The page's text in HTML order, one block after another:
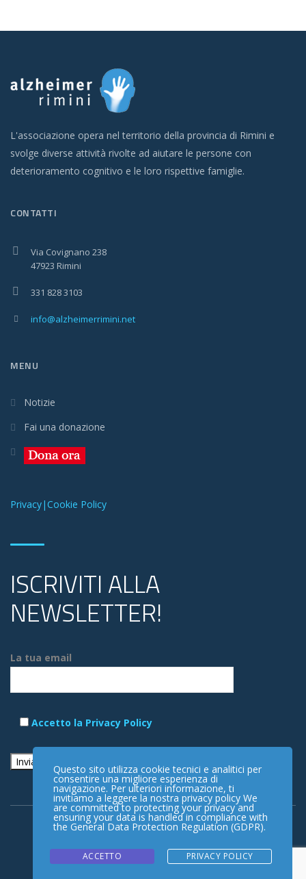
L'associazione opera nel territorio della provincia di Rimini e
svolge diverse attività rivolte ad aiutare le persone con
deterioramento cognitivo e le loro rispettive famiglie.
CONTATTI
Via Covignano 238
47923 Rimini
331 828 3103
info@alzheimerrimini.net
MENU
Notizie
Fai una donazione
Privacy|Cookie Policy
ISCRIVITI ALLA
NEWSLETTER!
La tua email
Accetto la Privacy Policy
Questo sito utilizza cookie tecnici e analitici per
consentire una migliore esperienza di
navigazione. Per ulteriori informazione, ti
invitiamo a leggere la nostra privacy policy We
are committed to protecting your privacy and
ensuring your data is handled in compliance with
the General Data Protection Regulation (GDPR).
ACCETTO PRIVACY POLICY